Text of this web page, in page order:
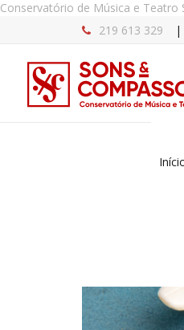
Conservatório de Música e Teatro
219 613 329